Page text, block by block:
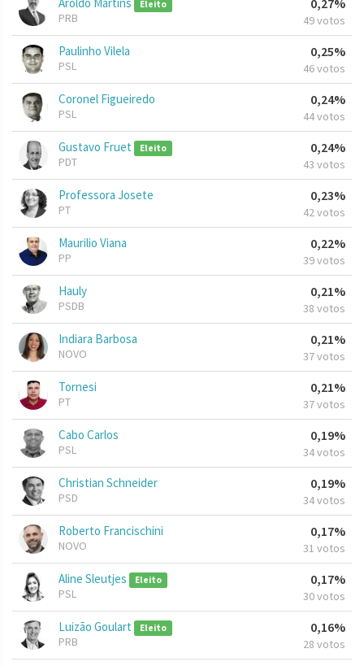
Eleito
PRB
0,27%
49 votos
Paulinho Vilela
PSL
0,25%
46 votos
Coronel Figueiredo
PSL
0,24%
44 votos
Gustavo Fruet Eleito
PDT
0,24%
43 votos
Professora Josete
PT
0,23%
42 votos
Maurilio Viana
PP
0,22%
39 votos
Hauly
PSDB
0,21%
38 votos
Indiara Barbosa
NOVO
0,21%
37 votos
Tornesi
PT
0,21%
37 votos
Cabo Carlos
PSL
0,19%
34 votos
Christian Schneider
PSD
0,19%
34 votos
Roberto Francischini
NOVO
0,17%
31 votos
Aline Sleutjes Eleito
PSL
0,17%
30 votos
Luizão Goulart Eleito
PRB
0,16%
28 votos